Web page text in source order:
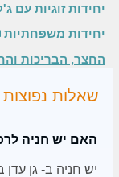
יחידות זוגיות עם
יחידות משפחתיות
החצר, הבריכות
שאלות
האם יש חניה
יש חניה ב- גן עדן